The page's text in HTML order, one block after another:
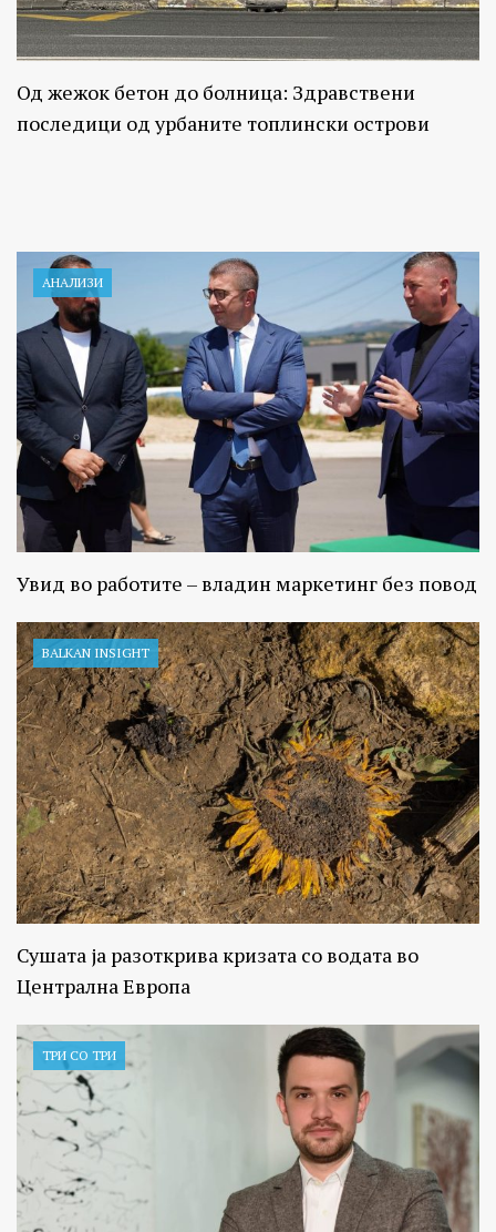
Од жежок бетон до болница: Здравствени
последици од урбаните топлински острови
АНАЛИЗИ
Увид во работите – владин маркетинг без повод
BALKAN INSIGHT
Сушата ја разоткрива кризата со водата во
Централна Европа
ТРИ СО ТРИ